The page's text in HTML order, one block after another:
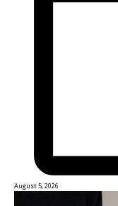
August 5, 2026